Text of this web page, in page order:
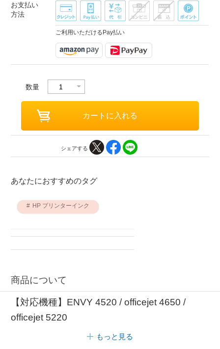
お支払い
方法
ご利用いただけるPay払い
数量
シェアする
あなたにおすすめのタグ
HP プリンターインク
商品について
【対応機種】ENVY 4520 / officejet 4650 /
officejet 5220
もっと見る